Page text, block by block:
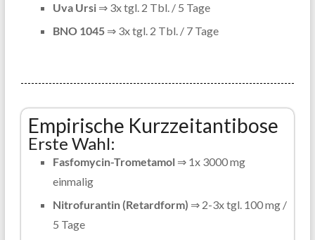
Uva Ursi⇒ 3x tgl. 2 Tbl. / 5 Tage
BNO 1045⇒ 3x tgl. 2 Tbl. / 7 Tage
Empirische Kurzzeitantibose
Erste Wahl:
Fasfomycin-Trometamol⇒ 1x 3000 mg
einmalig
Nitrofurantin (Retardform) ⇒ 2-3x tgl. 100 mg /
5 Tage